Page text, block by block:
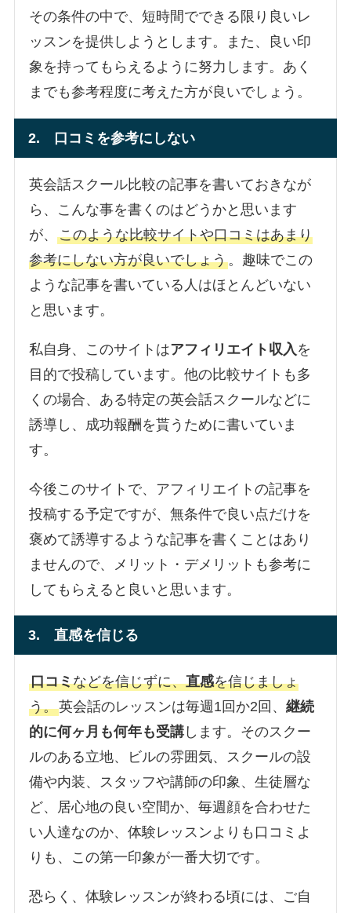
その条件の中で、短時間でできる限り良いレ
ッスンを提供しようとします。また、良い印
象を持ってもらえるように努力します。あく
までも参考程度に考えた方が良いでしょう。
2. 口コミを参考にしない
英会話スクール比較の記事を書いておきなが
ら、こんな事を書くのはどうかと思います
が、 このような比較サイトや口コミはあまり
参考にしない方が良いでしょう。趣味でこの
ような記事を書いている人はほとんどいない
と思います。
私自身、このサイトはアフィリエイト収入 を
目的で投稿しています。他の比較サイトも多
くの場合、ある特定の英会話スクールなどに
誘導し、成功報酬を貰うために書いていま
す。
今後このサイトで、アフィリエイトの記事を
投稿する予定ですが、無条件で良い点だけを
褒めて誘導するような記事を書くことはあり
ませんので、メリット・デメリットも参考に
してもらえると良いと思います。
3. 直感を信じる
口コミなどを信じずに、直感を信じましょ
う。英会話のレッスンは毎週1回か2回、 継続
的に何ヶ月も何年も受講します。そのスクー
ルのある立地、ビルの雰囲気、スクールの設
備や内装、スタッフや講師の印象、生徒層な
ど、居心地の良い空間か、毎週顔を合わせた
い人達なのか、体験レッスンよりも口コミよ
りも、この第一印象が一番大切です。
恐らく、体験レッスンが終わる頃には、ご自